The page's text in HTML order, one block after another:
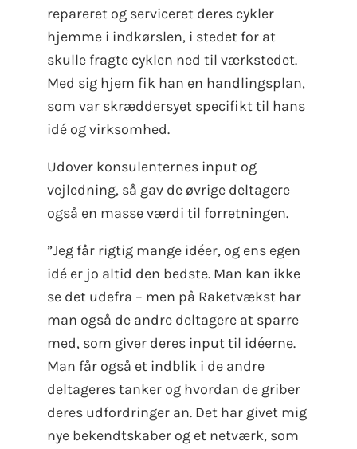
repareret og serviceret deres cykler
hjemme i indkørslen, i stedet for at
skulle fragte cyklen ned til værkstedet.
Med sig hjem fik han en handlingsplan,
som var skræddersyet specifikt til hans
idé og virksomhed.
Udover konsulenternes input og
vejledning, så gav de øvrige deltagere
også en masse værdi til forretningen.
”Jeg får rigtig mange idéer, og ens egen
idé er jo altid den bedste. Man kan ikke
se det udefra – men på Raketvækst har
man også de andre deltagere at sparre
med, som giver deres input til idéerne.
Man får også et indblik i de andre
deltageres tanker og hvordan de griber
deres udfordringer an. Det har givet mig
nye bekendtskaber og et netværk, som